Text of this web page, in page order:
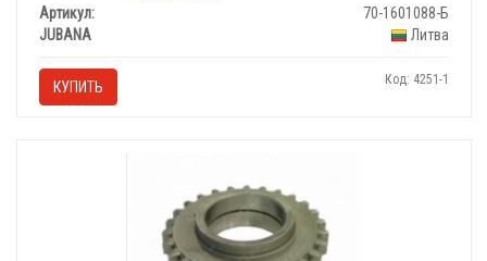
Артикул:
70-1601088-Б
JUBANA
Литва
КУПИТЬ Код: 4251-1